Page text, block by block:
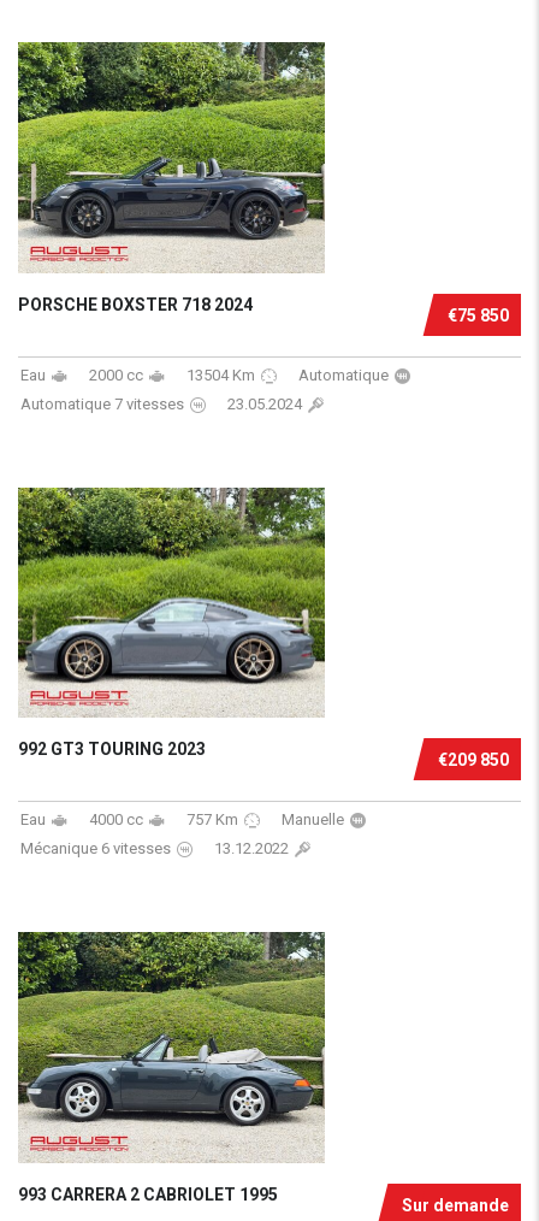
€75 850
PORSCHE BOXSTER 718 2024
Eau 2000 cc 13504 Km
Automatique
Automatique 7 vitesses
23.05.2024
€209 850
992 GT3 TOURING 2023
Eau 4000 cc 757 Km
Manuelle
Mécanique 6 vitesses
13.12.2022
Sur demande
993 CARRERA 2 CABRIOLET 1995